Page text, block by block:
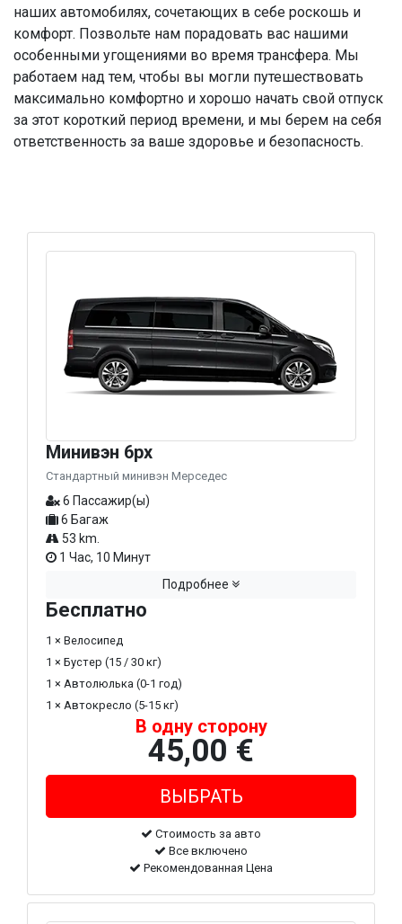
наших автомобилях, сочетающих в себе роскошь и
комфорт. Позвольте нам порадовать вас нашими
особенными угощениями во время трансфера. Мы
работаем над тем, чтобы вы могли путешествовать
максимально комфортно и хорошо начать свой отпуск
за этот короткий период времени, и мы берем на себя
ответственность за ваше здоровье и безопасность.
Минивэн 6px
Стандартный минивэн Мерседес
6 Пассажир(ы)
6 Багаж
53 km.
1 Час, 10 Минут
Подробнее
Бесплатно
1 × Велосипед
1 × Бустер (15 / 30 кг)
1 × Автолюлька (0-1 год)
1 × Автокресло (5-15 кг)
В одну сторону
45,00 €
Стоимость за авто
Все включено
Рекомендованная Цена